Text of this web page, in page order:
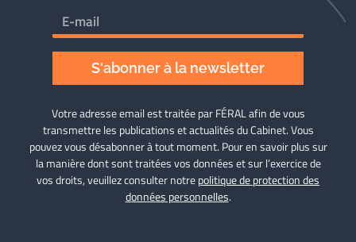
S'abonner à la newsletter
Votre adresse email est traitée par FÉRAL afin de vous
transmettre les publications et actualités du Cabinet. Vous
pouvez vous désabonner à tout moment. Pour en savoir plus sur
la manière dont sont traitées vos données et sur l’exercice de
vos droits, veuillez consulter notrepolitique de protection des
données personnelles.